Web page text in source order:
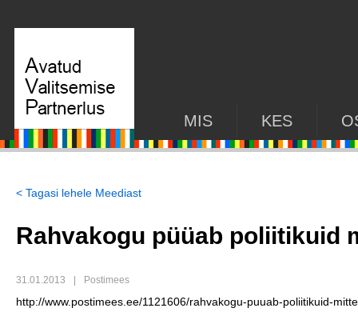
MIS KES
< Tagasi lehele Meediast
Rahvakogu püüab poliitikuid
31.01.2013 Postimees
http://www.postimees.ee/1121606/rahvakogu-puuab-poliitikuid-